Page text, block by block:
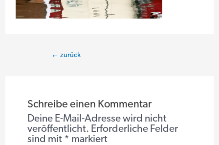
Beitragsnavigation
← zurück
Schreibe einen Kommentar
Deine E-Mail-Adresse wird nicht
veröffentlicht. Erforderliche Felder
sind mit * markiert